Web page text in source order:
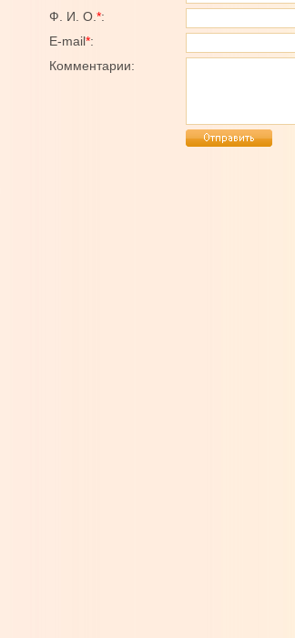
Ф. И. О. *:
E-mail*:
Комментарии: